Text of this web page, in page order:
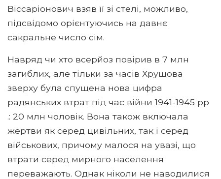
Віссаріонович взяв її зі стелі, можливо,
підсвідомо орієнтуючись на давнє
сакральне число сім.
Навряд чи хто всерйоз повірив в 7 млн ​​
загиблих, але тільки за часів Хрущова
зверху була спущена нова цифра
радянських втрат під час війни 1941-1945 рр
.: 20 млн чоловік. Вона також включала
жертви як серед цивільних, так і серед
військових, причому малося на увазі, що
втрати серед мирного населення
переважають. Однак ніколи не наводилися